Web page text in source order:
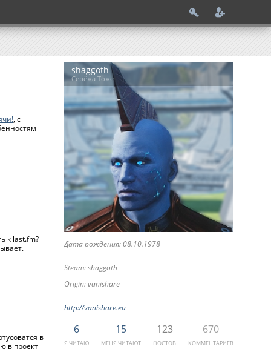
shaggoth
Cерёжа Тоже
Дата рождения: 08.10.1978
Steam: shaggoth
Origin: vanishare
http://vanishare.eu
6
Я ЧИТАЮ
15
МЕНЯ ЧИТАЮТ
123
ПОСТОВ
670
КОММЕНТАРИЕВ
, с
к last.fm?
в
в проект